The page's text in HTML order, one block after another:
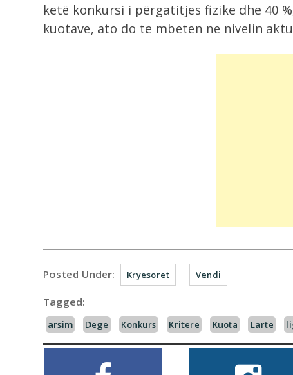
ketë konkursi i përgatitjes fizike dhe 40
kuotave, ato do te mbeten ne nivelin
Posted Under: Kryesoret Vendi
Tagged:
arsim Dege Konkurs Kritere Kuota Larte